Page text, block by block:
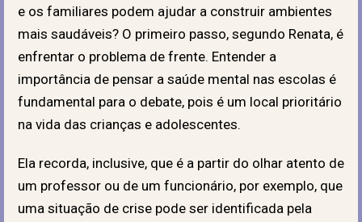
e os familiares podem ajudar a construir ambientes
mais saudáveis? O primeiro passo, segundo Renata, é
enfrentar o problema de frente. Entender a
importância de pensar a saúde mental nas escolas é
fundamental para o debate, pois é um local prioritário
na vida das crianças e adolescentes.
Ela recorda, inclusive, que é a partir do olhar atento de
um professor ou de um funcionário, por exemplo, que
uma situação de crise pode ser identificada pela